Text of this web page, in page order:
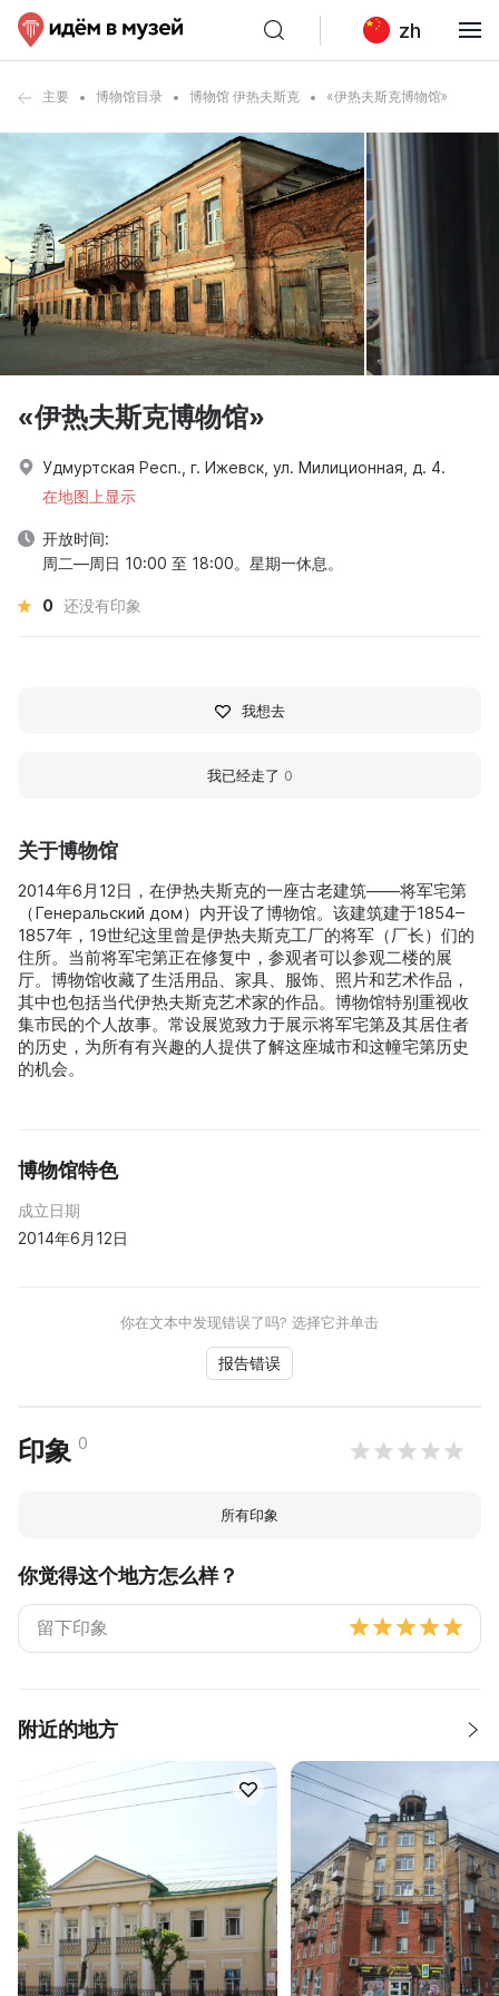
zh
主要 博物馆目录 博物馆 伊热夫斯克 «伊热夫斯克博物馆»
关于博物馆
2014年6月12日，在伊热夫斯克的一座古老建筑——将军宅第
（Генеральский дом）内开设了博物馆。该建筑建于1854–
1857年，19世纪这里曾是伊热夫斯克工厂的将军（厂长）们的
住所。当前将军宅第正在修复中，参观者可以参观二楼的展
厅。博物馆收藏了生活用品、家具、服饰、照片和艺术作品，
其中也包括当代伊热夫斯克艺术家的作品。博物馆特别重视收
集市民的个人故事。常设展览致力于展示将军宅第及其居住者
的历史，为所有有兴趣的人提供了解这座城市和这幢宅第历史
的机会。
博物馆特色
成立日期
2014年6月12日
你在文本中发现错误了吗? 选择它并单击
报告错误
印象 0
所有印象
你觉得这个地方怎么样？
附近的地方
«伊热夫斯克博物馆»
Удмуртская Респ., г. Ижевск, ул. Милиционная, д. 4.
在地图上显示
开放时间:
周二—周日 10:00 至 18:00。星期一休息。
0 还没有印象
我想去
我已经走了 0